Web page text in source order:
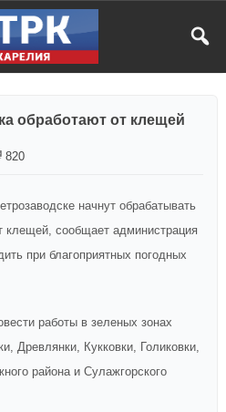
обработают от клещей
820
начнут обрабатывать
клещей, сообщает администрация
при благоприятных погодных
работы в зеленых зонах
Древлянки, Кукковки, Голиковки,
района и Сулажгорского